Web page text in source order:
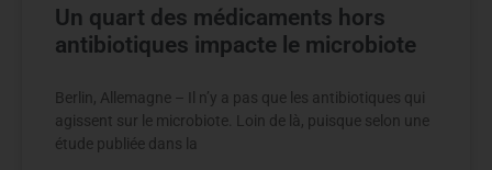
Un quart des médicaments hors
antibiotiques impacte le microbiote
Berlin, Allemagne – Il n’y a pas que les antibiotiques qui
agissent sur le microbiote. Loin de là, puisque selon une
étude publiée dans la